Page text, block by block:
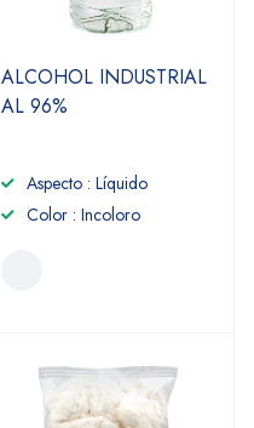
ALCOHOL INDUSTRIAL
AL 96%
Aspecto : Líquido
Color : Incoloro